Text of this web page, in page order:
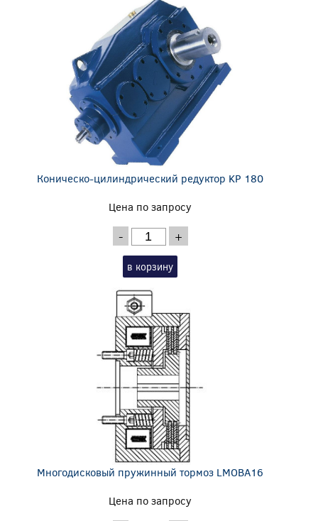
Коническо-цилиндрический редуктор KP 180
Цена по запросу
- +
в корзину
Многодисковый пружинный тормоз LMOBA16
Цена по запросу